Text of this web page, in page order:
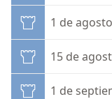
1 de agosto
15 de
1 de